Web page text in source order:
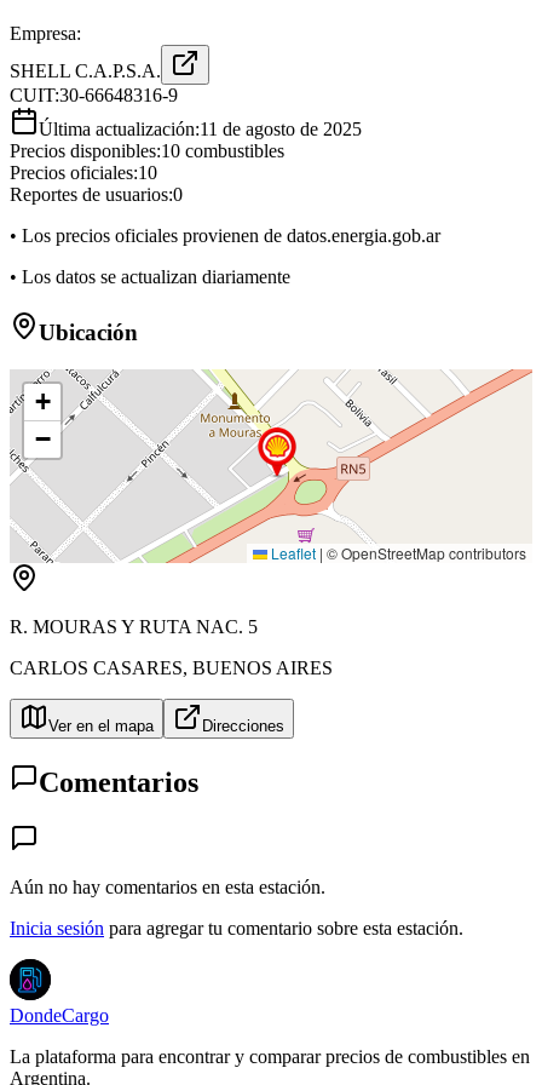
Empresa:
SHELL C.A.P.S.A.
CUIT:30-66648316-9
Última actualización:11 de agosto de 2025
Precios disponibles:10 combustibles
Precios oficiales:10
Reportes de usuarios:0
• Los precios oficiales provienen de datos.energia.gob.ar
• Los datos se actualizan diariamente
Ubicación
+
−
Leaflet | © OpenStreetMap contributors
R. MOURAS Y RUTA NAC. 5
CARLOS CASARES, BUENOS AIRES
Ver en el mapa Direcciones
Comentarios
Aún no hay comentarios en esta estación.
Inicia sesión para agregar tu comentario sobre esta estación.
DondeCargo
La plataforma para encontrar y comparar precios de combustibles en
Argentina.